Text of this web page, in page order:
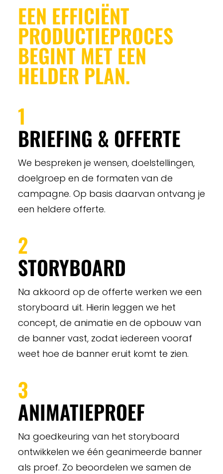
EEN EFFICIËNT
PRODUCTIEPROCES
BEGINT MET EEN
HELDER PLAN.
1
BRIEFING & OFFERTE
We bespreken je wensen, doelstellingen,
doelgroep en de formaten van de
campagne. Op basis daarvan ontvang je
een heldere offerte.
2
STORYBOARD
Na akkoord op de offerte werken we een
storyboard uit. Hierin leggen we het
concept, de animatie en de opbouw van
de banner vast, zodat iedereen vooraf
weet hoe de banner eruit komt te zien.
3
ANIMATIEPROEF
Na goedkeuring van het storyboard
ontwikkelen we één geanimeerde banner
als proef. Zo beoordelen we samen de